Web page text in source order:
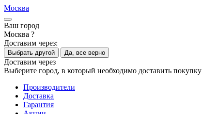
Москва
Ваш город
Москва ?
Доставим через:
Выбрать другой Да, все верно
Доставим через
Выберите город, в который необходимо доставить покупку
Производители
Доставка
Гарантия